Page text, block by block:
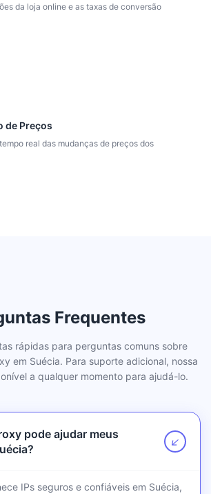
da loja online e as taxas de conversão
de Preços
real das mudanças de preços dos
Frequentes
rápidas para perguntas comuns sobre
em Suécia. Para suporte adicional, nossa
a qualquer momento para ajudá-lo.
pode ajudar meus
↗
IPs seguros e confiáveis em Suécia,